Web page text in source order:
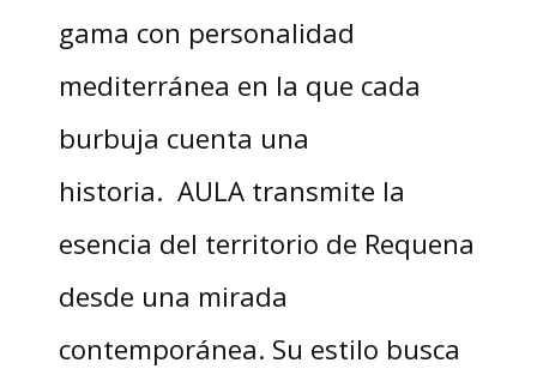
gama con personalidad
mediterránea en la que cada
burbuja cuenta una
historia. AULA transmite la
esencia del territorio de Requena
desde una mirada
contemporánea. Su estilo busca